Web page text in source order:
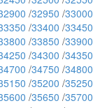
/32950 /33000
/33400 /33450
/33850 /33900
/34300 /34350
/34750 /34800
/35200 /35250
/35650 /35700